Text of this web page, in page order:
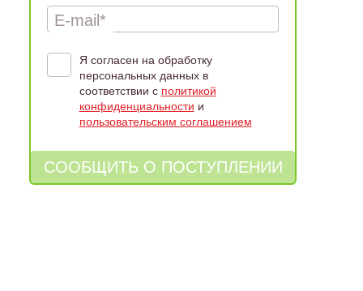
E-mail*
Я согласен на обработку
персональных данных в
соответствии с политикой
конфиденциальности и
пользовательским соглашением